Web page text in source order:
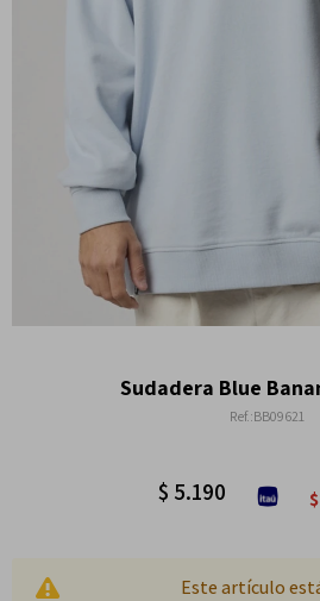
Sudadera Blue
BB09621
$ 5.190 $
Este artículo